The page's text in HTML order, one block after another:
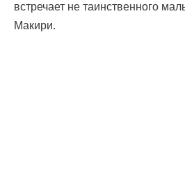
встречает не таинственного
Макири.